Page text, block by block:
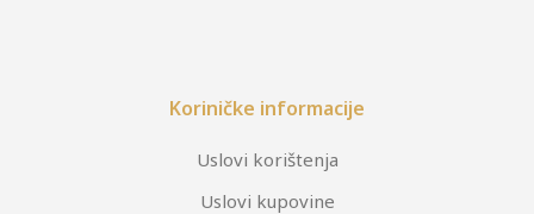
Koriničke informacije
Uslovi korištenja
Uslovi kupovine